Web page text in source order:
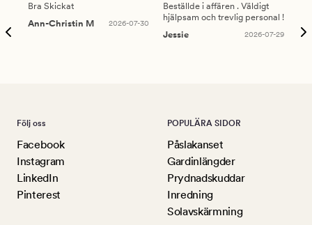
Bra Skickat
Ann-Christin M
2026-07-30
Beställde i affären . Väldigt
hjälpsam och trevlig personal !
Jessie
2026-07-29
Följ oss
Facebook
Instagram
LinkedIn
Pinterest
POPULÄRA SIDOR
Påslakanset
Gardinlängder
Prydnadskuddar
Inredning
Solavskärmning